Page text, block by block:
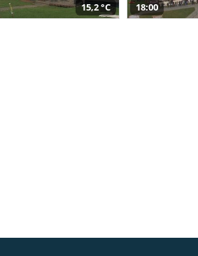
15,2 °C 18:00